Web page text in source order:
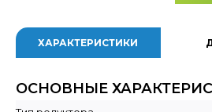
ХАРАКТЕРИСТИКИ
ОСНОВНЫЕ